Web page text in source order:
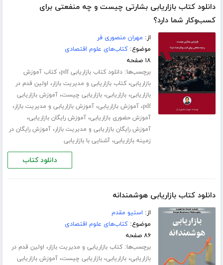
دانلود کتاب بازاریابی بشارتی چیست و چه منفعتی برای
کسب‌و‌کار شما دارد؟
از: مهران منصوری فر
موضوع:کتاب‌های علوم اقتصادی
۱۸ صفحه
برچسب‌ها:دانلود کتاب بازاریابی pdf ،کتاب آموزش
بازاریابی،کتاب بازاریابی و مدیریت بازار، اولین قدم در
بازاریابی،بازاریابی،بازاریابی چیست،آموزش بازاریابی
pdf،آموزش بازاریابی،آموزش بازاریابی و مدیریت بازار،
آموزش حضوری بازاریابی،آموزش رایگان بازاریابی،
آموزش رایگان بازاریابی و مدیریت بازار،آموزش رایگان در
زمینه بازاریابی،آشنایی با بازاریابی
دانلود کتاب
دانلود کتاب بازاریابی هوشمندانه
از: استیو مقدم
موضوع:کتاب‌های علوم اقتصادی
۸۶ صفحه
برچسب‌ها:کتاب بازاریابی و مدیریت بازار، اولین قدم در
بازاریابی،بازاریابی،بازاریابی چیست،آموزش بازاریابی